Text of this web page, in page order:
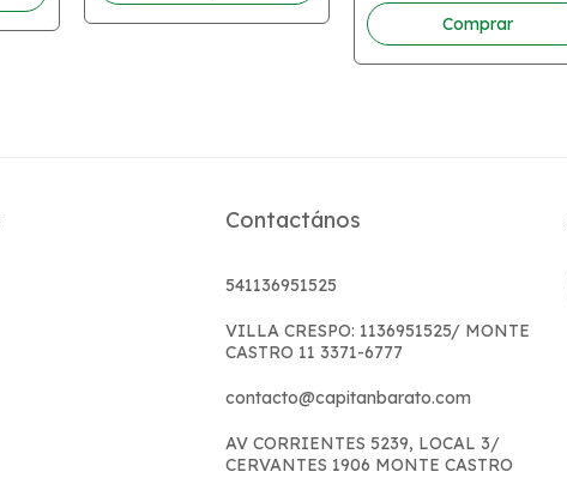
Contactános
541136951525
VILLA CRESPO: 1136951525/ MONTE
CASTRO 11 3371-6777
contacto@capitanbarato.com
AV CORRIENTES 5239, LOCAL 3/
CERVANTES 1906 MONTE CASTRO